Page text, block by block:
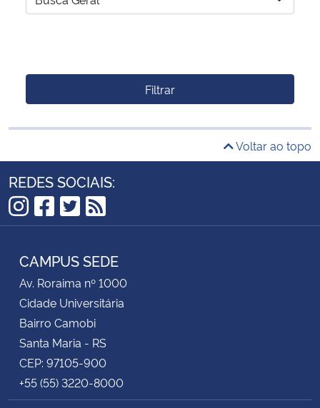
Filtrar
Voltar ao topo
REDES SOCIAIS:
Instagram
Facebook
Twitter
RSS
CAMPUS SEDE
Av. Roraima nº 1000
Cidade Universitária
Bairro Camobi
Santa Maria - RS
CEP: 97105-900
+55 (55) 3220-8000